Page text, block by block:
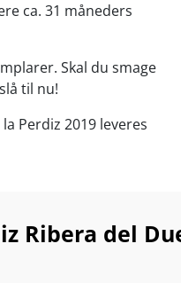
ca. 31 måneders
Skal du smage
til nu!
Perdiz 2019 leveres
Ribera del